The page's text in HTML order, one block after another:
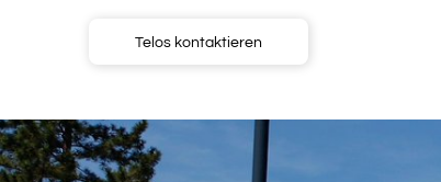
Telos kontaktieren